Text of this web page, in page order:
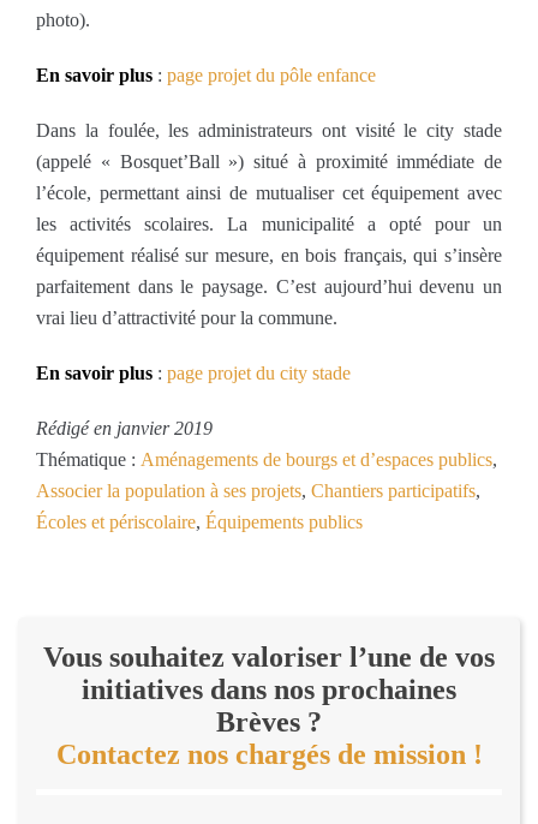
photo).
En savoir plus : page projet du pôle enfance
Dans la foulée, les administrateurs ont visité le city stade
(appelé « Bosquet’Ball ») situé à proximité immédiate de
l’école, permettant ainsi de mutualiser cet équipement avec
les activités scolaires. La municipalité a opté pour un
équipement réalisé sur mesure, en bois français, qui s’insère
parfaitement dans le paysage. C’est aujourd’hui devenu un
vrai lieu d’attractivité pour la commune.
En savoir plus : page projet du city stade
Rédigé en janvier 2019
Thématique : Aménagements de bourgs et d’espaces publics,
Associer la population à ses projets, Chantiers participatifs,
Écoles et périscolaire, Équipements publics
Vous souhaitez valoriser l’une de vos
initiatives dans nos prochaines
Brèves ?
Contactez nos chargés de mission !